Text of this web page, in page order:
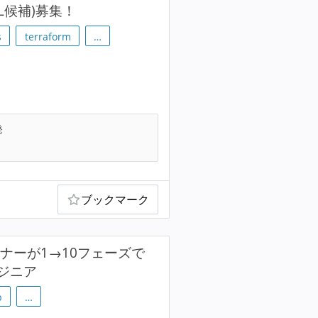
補)募集！
terraform …
ブックマーク
ーが1→10フェーズで
ニア
…